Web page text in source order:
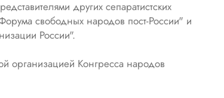
других сепаратистских
свободных народов пост-России" и
России".
организацией Конгресса народов